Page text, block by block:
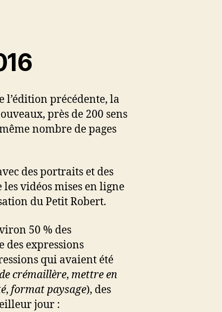
l’édition précédente, la
près de 200 sens
nombre de pages
des portraits et des
vidéos mises en ligne
du Petit Robert.
50 % des
des expressions
qui avaient été
crémaillère, mettre en
, format paysage), des
jour :